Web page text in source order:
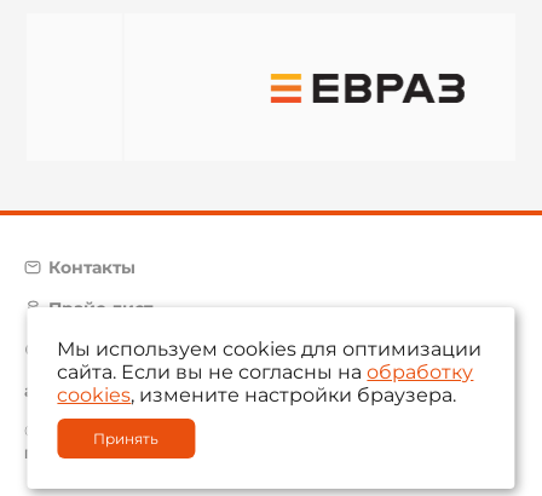
Контакты
Прайс-лист
Карта сайта
aam@aamsystems.ru
© 2004 — 2026 «AAM Systems»
Политика обработки персональных данных
Мы используем cookies для оптимизации
сайта. Если вы не согласны наобработку
cookies, измените настройки браузера.
Принять